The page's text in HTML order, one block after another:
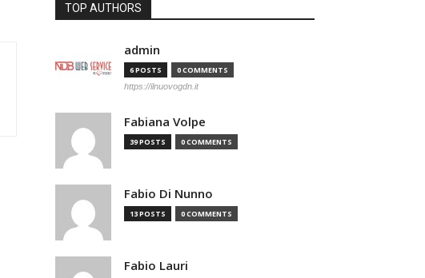
TOP AUTHORS
admin
6 POSTS 0 COMMENTS
https://ilnuovogdn.it
Fabiana Volpe
39 POSTS 0 COMMENTS
Fabio Di Nunno
13 POSTS 0 COMMENTS
Fabio Lauri